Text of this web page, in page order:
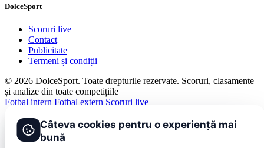
DolceSport
Scoruri live
Contact
Publicitate
Termeni și condiții
© 2026 DolceSport. Toate drepturile rezervate. Scoruri, clasamente
și analize din toate competițiile
Fotbal intern Fotbal extern Scoruri live
Câteva cookies pentru o experiență mai
bună